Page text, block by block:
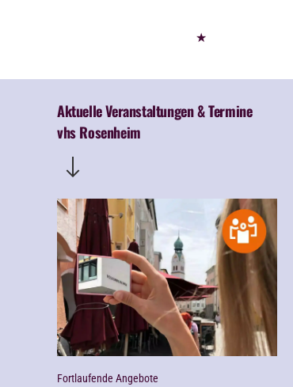
★
Aktuelle Veranstaltungen & Termine
vhs Rosenheim
Fortlaufende Angebote